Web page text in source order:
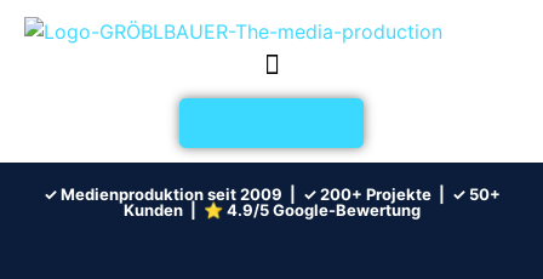
springen
✓ Medienproduktion seit 2009 | ✓ 200+ Projekte | ✓ 50+
Kunden | ⭐ 4.9/5 Google-Bewertung